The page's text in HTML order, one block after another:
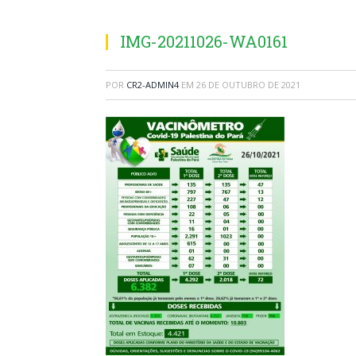
IMG-20211026-WA0161
POR CR2-ADMIN4 EM 26 DE OUTUBRO DE 2021